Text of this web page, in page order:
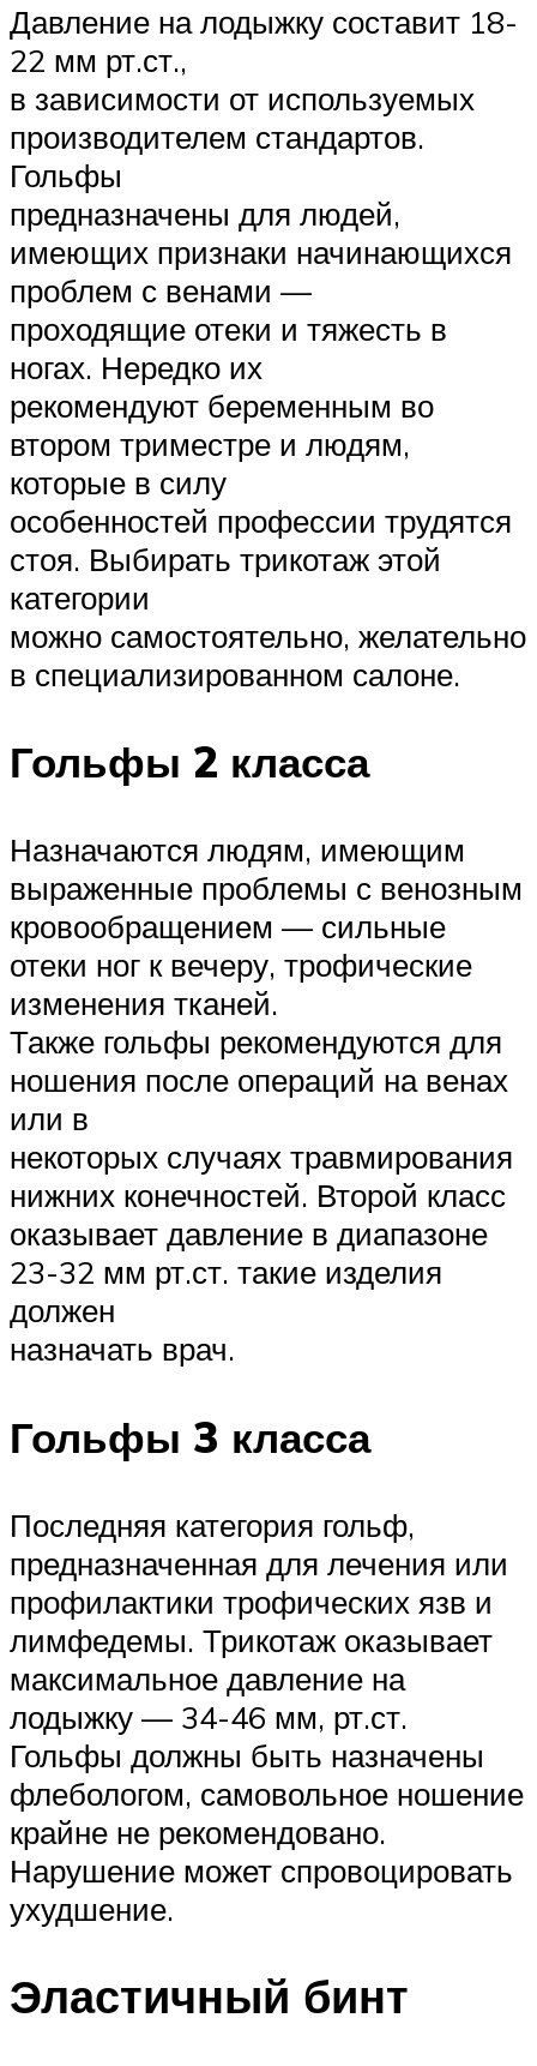
Давление на лодыжку составит 18-
22 мм рт.ст.,
в зависимости от используемых
производителем стандартов.
Гольфы
предназначены для людей,
имеющих признаки начинающихся
проблем с венами —
проходящие отеки и тяжесть в
ногах. Нередко их
рекомендуют беременным во
втором триместре и людям,
которые в силу
особенностей профессии трудятся
стоя. Выбирать трикотаж этой
категории
можно самостоятельно, желательно
в специализированном салоне.
Гольфы 2 класса
Назначаются людям, имеющим
выраженные проблемы с венозным
кровообращением — сильные
отеки ног к вечеру, трофические
изменения тканей.
Также гольфы рекомендуются для
ношения после операций на венах
или в
некоторых случаях травмирования
нижних конечностей. Второй класс
оказывает давление в диапазоне
23-32 мм рт.ст. такие изделия
должен
назначать врач.
Гольфы 3 класса
Последняя категория гольф,
предназначенная для лечения или
профилактики трофических язв и
лимфедемы. Трикотаж оказывает
максимальное давление на
лодыжку — 34-46 мм, рт.ст.
Гольфы должны быть назначены
флебологом, самовольное ношение
крайне не рекомендовано.
Нарушение может спровоцировать
ухудшение.
Эластичный бинт